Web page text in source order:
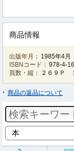
商品情報
出版年月： 1985年4月
ISBNコード： 978-4-
頁数・縦：
２６９Ｐ
商品の返品について